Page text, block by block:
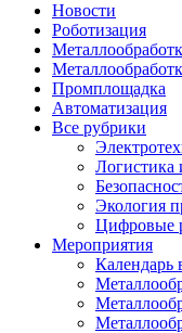
Новости
Роботизация
Промплощадка
Автоматизация
Все рубрики
Логистика
Экология
Цифровые
Мероприятия
Календарь